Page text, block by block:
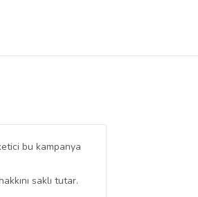
bu kampanya
saklı tutar.